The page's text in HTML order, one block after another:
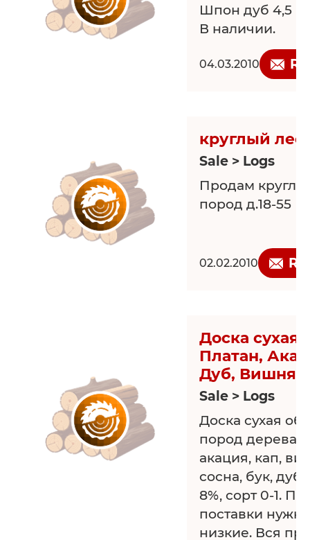
Шпон дуб 4,5
В наличии.
04.03.2010
круглый лес
Sale > Logs
Продам
пород д.18-55
02.02.2010
Доска сухая
Платан,
Дуб, Вишня
Sale > Logs
Доска сухая
пород дерева
акация, кап,
сосна, бук, дуб
8%, сорт 0-1.
поставки
низкие. Вся